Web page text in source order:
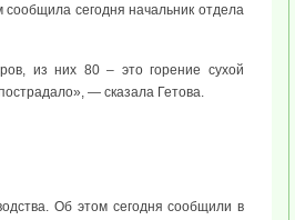
сегодня начальник отдела
из них 80 – это горение сухой
— сказала Гетова.
Об этом сегодня сообщили в